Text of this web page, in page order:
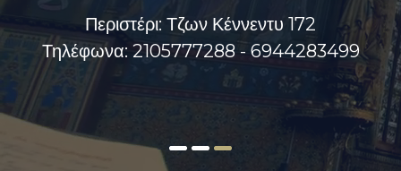
και με απόλυτη διακριτικότητα την πλήρη
διεκπεραίωση των διαδικασιών που
απαιτούνται για κάθε τελετή .
Περιστέρι: Τζων Κέννεντυ 172
Τηλέφωνα: 2105777288 - 6944283499